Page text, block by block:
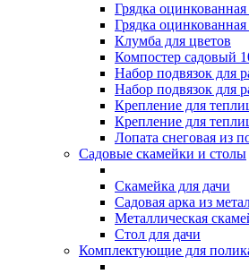
Грядка
Грядка
Клумба для цветов
Компостер садовый
Набор подвязок для
Набор подвязок для
Крепление для
Крепление для
Лопата снеговая из
Садовые скамейки и столы
Скамейка для дачи
Садовая арка из
Металлическая
Стол для дачи
Комплектующие для